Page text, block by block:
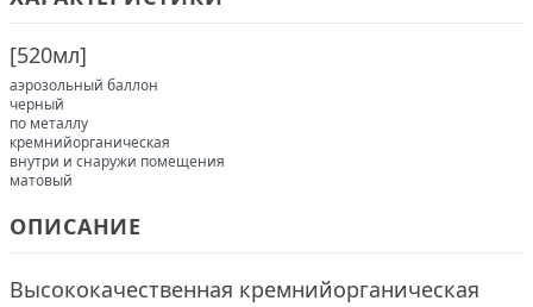
[520мл]
аэрозольный баллон
черный
по металлу
кремнийорганическая
внутри и снаружи помещения
матовый
ОПИСАНИЕ
Высококачественная кремнийорганическая